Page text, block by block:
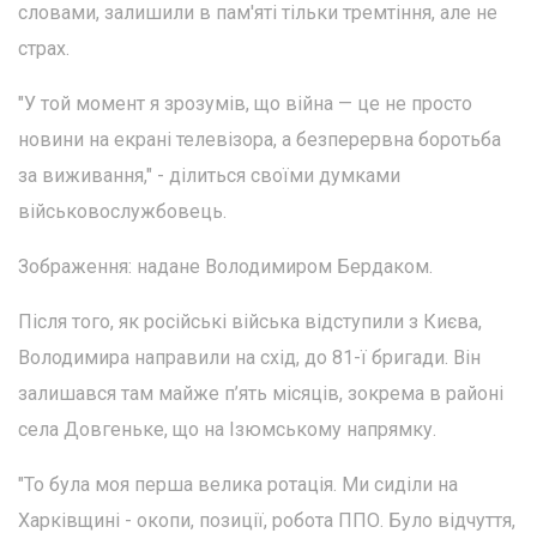
словами, залишили в пам'яті тільки тремтіння, але не
страх.
"У той момент я зрозумів, що війна — це не просто
новини на екрані телевізора, а безперервна боротьба
за виживання," - ділиться своїми думками
військовослужбовець.
Зображення: надане Володимиром Бердаком.
Після того, як російські війська відступили з Києва,
Володимира направили на схід, до 81-ї бригади. Він
залишався там майже п’ять місяців, зокрема в районі
села Довгеньке, що на Ізюмському напрямку.
"То була моя перша велика ротація. Ми сиділи на
Харківщині - окопи, позиції, робота ППО. Було відчуття,